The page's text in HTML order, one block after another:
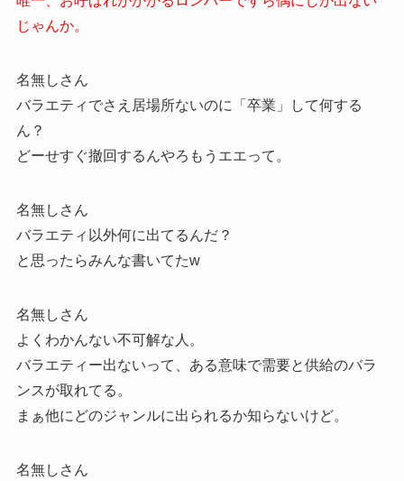
じゃんか。
名無しさん
バラエティでさえ居場所ないのに「卒業」して何する
ん？
どーせすぐ撤回するんやろもうエエって。
名無しさん
バラエティ以外何に出てるんだ？
と思ったらみんな書いてたw
名無しさん
よくわかんない不可解な人。
バラエティー出ないって、ある意味で需要と供給のバラ
ンスが取れてる。
まぁ他にどのジャンルに出られるか知らないけど。
名無しさん